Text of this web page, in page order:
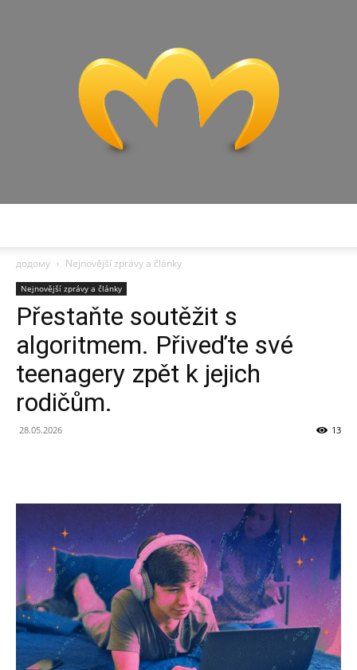
Analýza
Novinek
Technologií
a
додому Nejnovější zprávy a články
Nejnovější zprávy a články
Přestaňte soutěžit s
algoritmem. Přiveďte své
teenagery zpět k jejich
rodičům.
28.05.2026 13